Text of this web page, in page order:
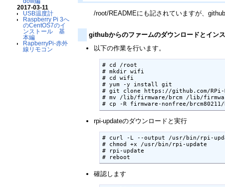
2017-03-11
USB温度計
Raspberry Pi 3へ
のCentOS7のイ
ンストール 基
本編
RapberryPi-赤外
線リモコン
/root/READMEにも記されていますが、
githubからのファームのダウンロードとイン
以下の作業を行います。
# cd /root
# mkdir wifi
# cd wifi
# yum -y install git
# git clone https://github.com/
# mv /lib/firmware/brcm /lib/
rpi-updateのダウンロードと実行
# curl -L --output /usr/bin/rpi-
# chmod +x /usr/bin/rpi-update
# rpi-update
確認します